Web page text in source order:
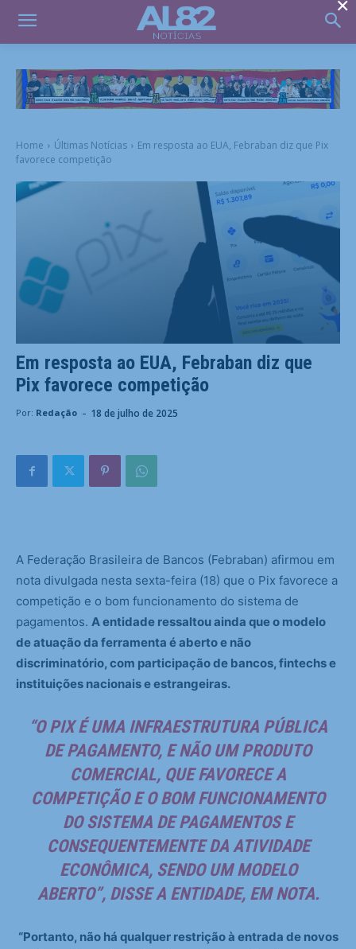
Home Últimas Notícias
Em resposta ao EUA, Febraban diz que Pix
favorece competição
Em resposta ao EUA, Febraban diz que
Pix favorece competição
Por: Redação - 18 de julho de 2025
A Federação Brasileira de Bancos (Febraban) afirmou em
nota divulgada nesta sexta-feira (18) que o Pix favorece a
competição e o bom funcionamento do sistema de
pagamentos. A entidade ressaltou ainda que o modelo
de atuação da ferramenta é aberto e não
discriminatório, com participação de bancos, fintechs e
instituições nacionais e estrangeiras.
“O PIX É UMA INFRAESTRUTURA PÚBLICA
DE PAGAMENTO, E NÃO UM PRODUTO
COMERCIAL, QUE FAVORECE A
COMPETIÇÃO E O BOM FUNCIONAMENTO
DO SISTEMA DE PAGAMENTOS E
CONSEQUENTEMENTE DA ATIVIDADE
ECONÔMICA, SENDO UM MODELO
ABERTO”, DISSE A ENTIDADE, EM NOTA.
“Portanto, não há qualquer restrição à entrada de novos